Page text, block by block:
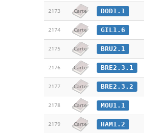
2173 Carte DOD1.1
2174 Carte GIL1.6
2175 Carte BRU2.1
2176 Carte BRE2.3.1
2177 Carte BRE2.3.2
2178 Carte MOU1.1
2179 Carte HAM1.2